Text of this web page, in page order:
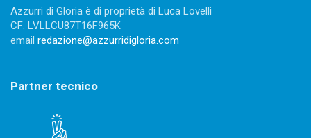
Azzurri di Gloria è di proprietà di Luca Lovelli
CF: LVLLCU87T16F965K
email redazione@azzurridigloria.com
Partner tecnico